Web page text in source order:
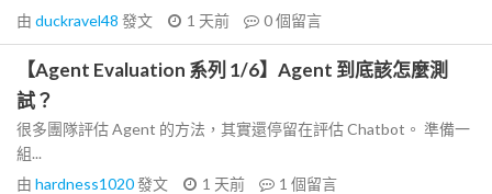
由 duckravel48 發文 1 天前 0個留言
【Agent Evaluation 系列 1/6】Agent 到底該怎麼測
試？
很多團隊評估 Agent 的方法，其實還停留在評估 Chatbot。 準備一
組...
由 hardness1020發文 1 天前 1 個留言